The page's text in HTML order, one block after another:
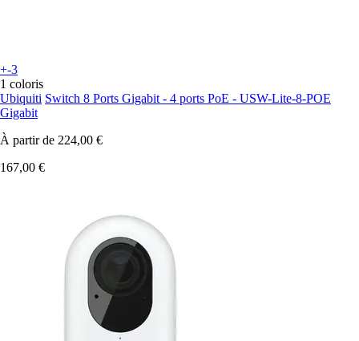
+-3
1 coloris
Ubiquiti Switch 8 Ports Gigabit - 4 ports PoE - USW-Lite-8-POE
Gigabit
À partir de 224,00 €
167,00 €